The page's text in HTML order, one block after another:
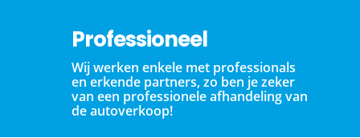
Professioneel
Wij werken enkele met professionals
en erkende partners, zo ben je zeker
van een professionele afhandeling van
de autoverkoop!